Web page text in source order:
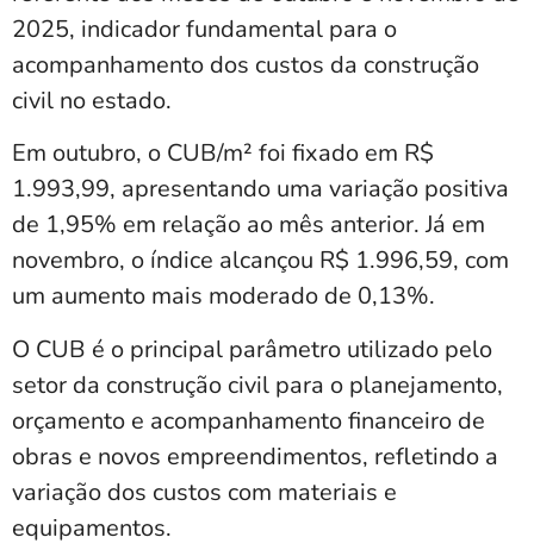
2025, indicador fundamental para o
acompanhamento dos custos da construção
civil no estado.
Em outubro, o CUB/m² foi fixado em R$
1.993,99, apresentando uma variação positiva
de 1,95% em relação ao mês anterior. Já em
novembro, o índice alcançou R$ 1.996,59, com
um aumento mais moderado de 0,13%.
O CUB é o principal parâmetro utilizado pelo
setor da construção civil para o planejamento,
orçamento e acompanhamento financeiro de
obras e novos empreendimentos, refletindo a
variação dos custos com materiais e
equipamentos.